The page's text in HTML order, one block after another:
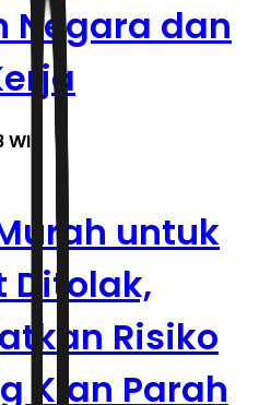
Negara dan
untuk
Ditolak,
Risiko
Kian Parah